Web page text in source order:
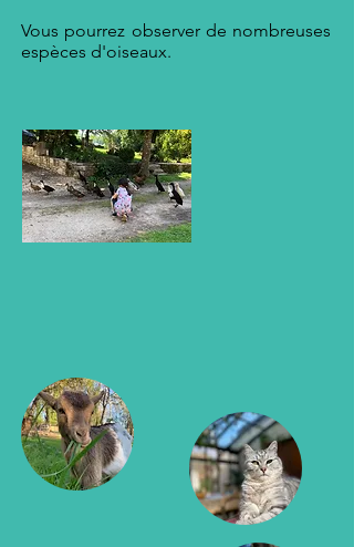
Vous pourrez observer de nombreuses
espèces d'oiseaux.